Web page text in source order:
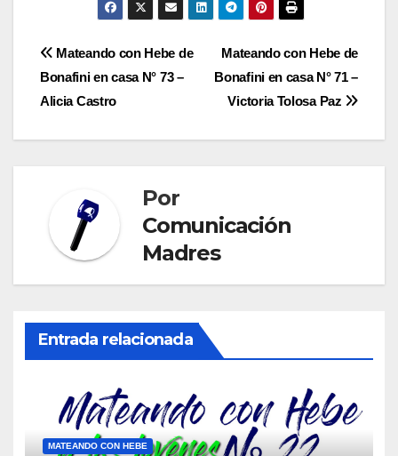
Navegación
de
entradas
Mateando con Hebe de
Bonafini en casa N° 71 –
Victoria Tolosa Paz
Mateando con Hebe de
Bonafini en casa N° 73 –
Alicia Castro
Por
Comunicación
Madres
Entrada relacionada
MATEANDO CON HEBE